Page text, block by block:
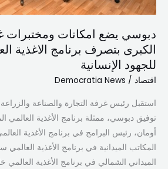
دبوسي يضع امكانات
الكبرى بتصرف برنامج الاغذية
للجهود الإنسانية
اقتصاد /
Democratia News
استقبل رئيس غرفة التجارة والصناعة
توفيق دبوسي، ممثلة برنامج الأغذية العالمي
أومان، رئيس البرامج في برنامج الأغذية
المكاتب الميدانية في برنامج الأغذية
الميداني الشمالي في برنامج الأغذية
العالمي
للجهود
الإنسانية